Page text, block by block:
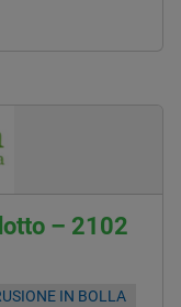
– 2102
IN BOLLA